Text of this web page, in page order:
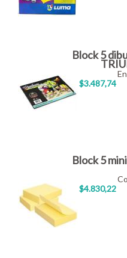
Block 5
$3.487,74
Block 5
$4.830,22